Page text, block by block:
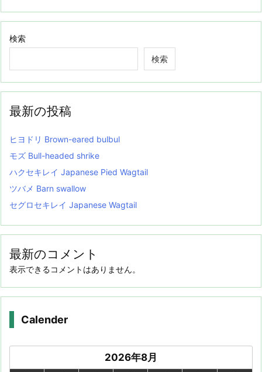
検索
検索
最新の投稿
ヒヨドリ Brown-eared bulbul
モズ Bull-headed shrike
ハクセキレイ Japanese Pied Wagtail
ツバメ Barn swallow
セグロセキレイ Japanese Wagtail
最新のコメント
表示できるコメントはありません。
Calender
2026年8月